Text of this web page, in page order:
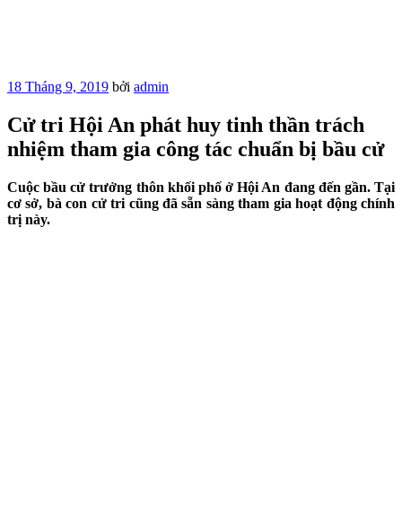
Đăng
18 Tháng 9, 2019 bởi admin
Cử tri Hội An phát huy tinh thần trách
nhiệm tham gia công tác chuẩn bị bầu cử
Cuộc bầu cử trưởng thôn khối phố ở Hội An đang đến gần. Tại
cơ sở, bà con cử tri cũng đã sẵn sàng tham gia hoạt động chính
trị này.